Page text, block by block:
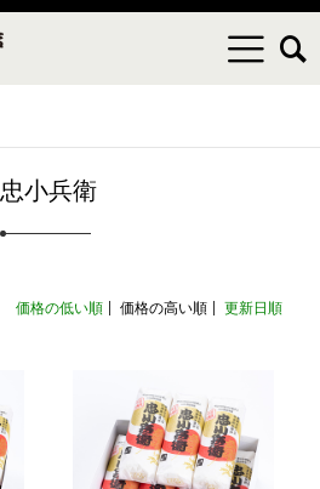
忠小兵衛
価格の低い順 価格の高い順 更新日順